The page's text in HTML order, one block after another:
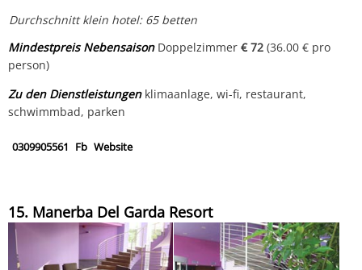
Durchschnitt klein hotel: 65 betten
Mindestpreis NebensaisonDoppelzimmer€ 72 (36.00 € pro
person)
Zu den Dienstleistungenklimaanlage, wi-fi, restaurant,
schwimmbad, parken
0309905561 Fb Website
15. Manerba Del Garda Resort